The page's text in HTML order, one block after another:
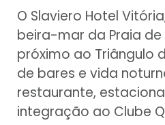
O Slaviero Hotel
beira-mar da Praia de
próximo ao Triângulo
de bares e vida
restaurante,
integração ao Clube